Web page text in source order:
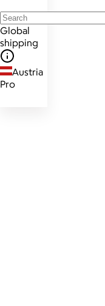
Global
shipping
Austria
Pro